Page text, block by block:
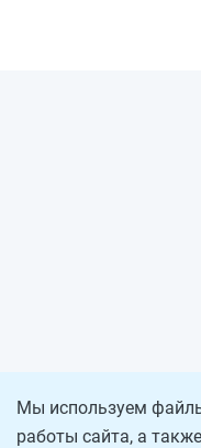
Мы используем
работы сайта, а